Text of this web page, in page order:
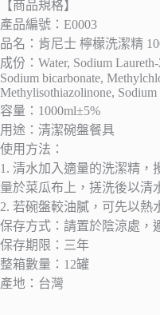
【商品規格】
產品編號：E0003
品名：肯尼士 檸檬洗潔精
成份：Water, Sodium
Sodium bicarbonate,
Methylisothiazolinone, Sodium
容量：1000ml±5%
用途：清潔碗盤餐具
使用方法：
1. 清水加入適量的洗潔精，
量於菜瓜布上，搓洗後以清
2. 若碗盤較油膩，可先以熱
保存方式：請置於陰涼處，
保存期限：三年
整箱數量：12罐
產地：台灣